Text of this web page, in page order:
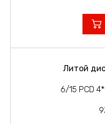
Литой
6/15 PCD